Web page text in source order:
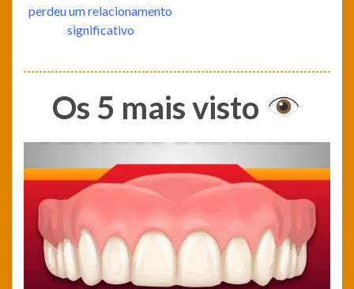
perdeu um relacionamento
significativo
Os 5 mais visto